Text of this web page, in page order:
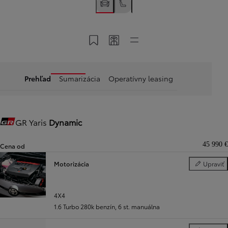
Uložiť do konta Moja Toyota
Zdieľať kód konfigurácie
Prehľad Sumarizácia Operatívny leasing
Gazoo Racing
GR Yaris Dynamic
Cena od 45 990 €
Motorizácia Upraviť
Motorizácia
4X4
1.6 Turbo 280k benzín, 6 st. manuálna